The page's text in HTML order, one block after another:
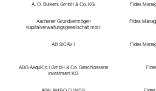
A. O. Bulkers GmbH & Co. KG Fides
Aachener Grundvermögen
Kapitalverwaltungsgesellschaft mbH
Fides
AB SICAV I Fides
ABG AkquiCo I GmbH & Co. Geschlossene
Investment KG